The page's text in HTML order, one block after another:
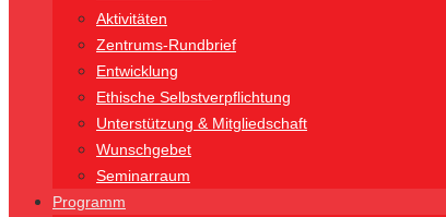
Aktivitäten
Zentrums-Rundbrief
Entwicklung
Ethische Selbstverpflichtung
Unterstützung & Mitgliedschaft
Wunschgebet
Seminarraum
Programm